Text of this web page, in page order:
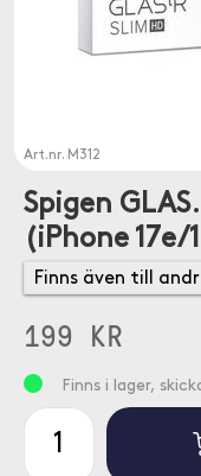
Art.nr. M312
Spigen
(iPhone 17e/
199 KR
Finns i lager,